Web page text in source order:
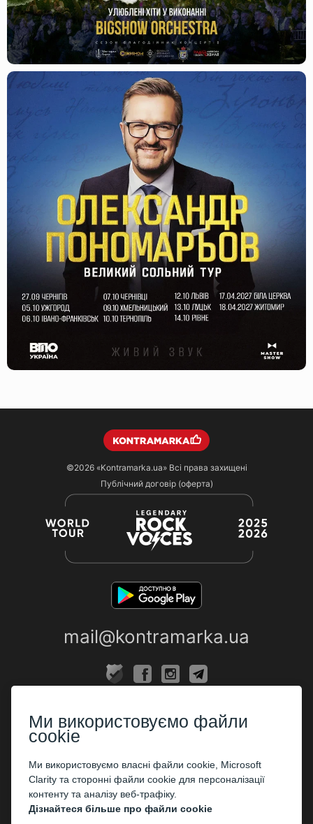
©2026 «Kontramarka.ua»Всі права захищені
Публічний договір (оферта)
mail@kontramarka.ua
Каси
ПАРТНЕРАМ
Організаторам
Корпоративним клієнтам
Ми використовуємо файли
cookie
Ми використовуємо власні файли cookie, Microsoft
Clarity та сторонні файли cookie для персоналізації
контенту та аналізу веб-трафіку.
Дізнайтеся більше про файли cookie